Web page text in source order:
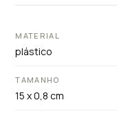
MATERIAL
plástico
TAMANHO
15 x 0,8 cm